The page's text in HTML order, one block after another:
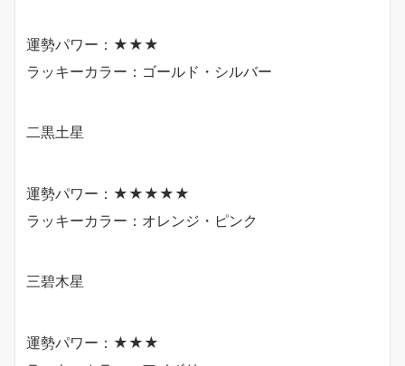
運勢パワー：★★★
ラッキーカラー：ゴールド・シルバー
二黒土星
運勢パワー：★★★★★
ラッキーカラー：オレンジ・ピンク
三碧木星
運勢パワー：★★★